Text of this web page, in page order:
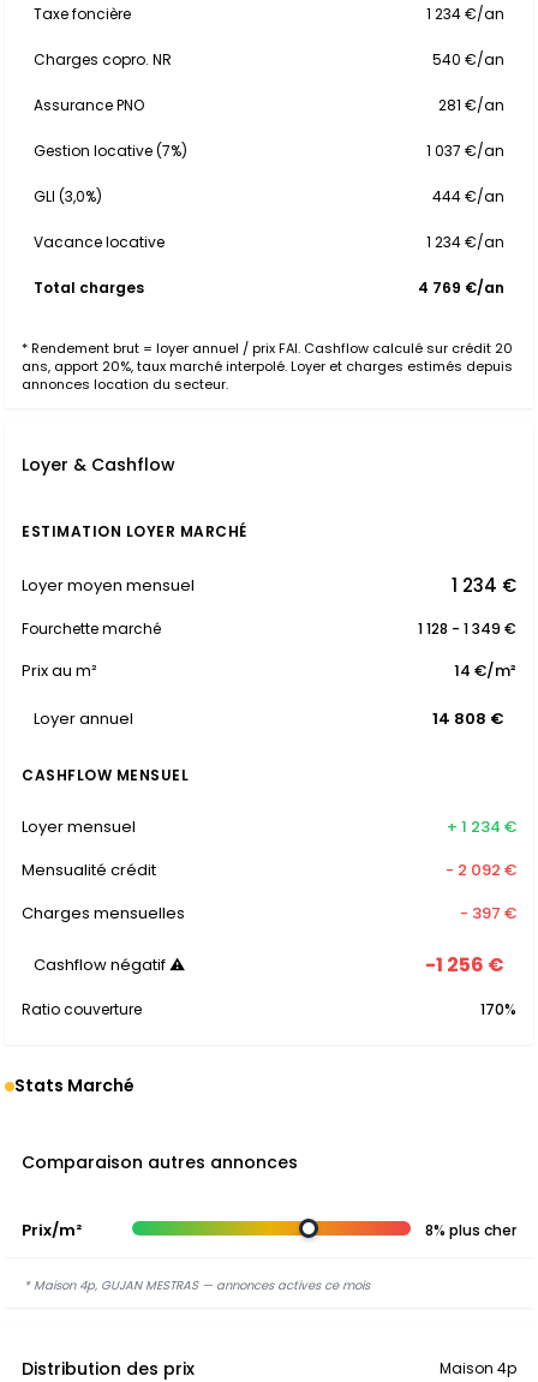
Taxe foncière 1 234 €/an
Charges copro. NR 540 €/an
Assurance PNO 281 €/an
Gestion locative (7%) 1 037 €/an
GLI (3,0%) 444 €/an
Vacance locative 1 234 €/an
Total charges 4 769 €/an
* Rendement brut = loyer annuel / prix FAI. Cashflow calculé sur crédit 20
ans, apport 20%, taux marché interpolé. Loyer et charges estimés depuis
annonces location du secteur.
Loyer & Cashflow
ESTIMATION LOYER MARCHÉ
Loyer moyen mensuel 1 234 €
Fourchette marché 1 128 - 1 349 €
Prix au m² 14 €/m²
Loyer annuel 14 808 €
CASHFLOW MENSUEL
Loyer mensuel
+ 1 234 €
Mensualité crédit
- 2 092 €
Charges mensuelles
- 397 €
Cashflow négatif ⚠ -1 256 €
Ratio couverture 170%
Stats Marché
Comparaison autres annonces
Prix/m² 8% plus cher
* Maison 4p, GUJAN MESTRAS — annonces actives ce mois
Distribution des prix Maison 4p